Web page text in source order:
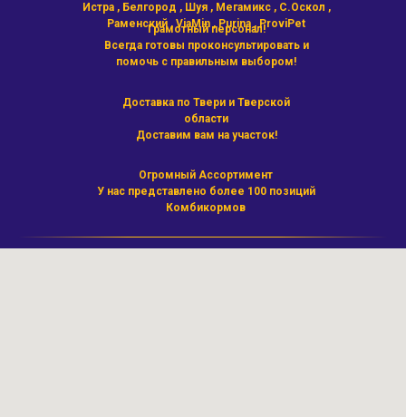
Истра , Белгород , Шуя , Мегамикс , С.Оскол ,
Раменский , ViaMin , Purina , ProviPet
Грамотный персонал!
Всегда готовы проконсультировать и
помочь с правильным выбором!
Доставка по Твери и Тверской
области
Доставим вам на участок!
Огромный Ассортимент
У нас представлено более 100 позиций
Комбикормов